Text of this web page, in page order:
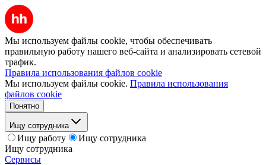
Мы используем файлы cookie, чтобы обеспечивать
правильную работу нашего веб-сайта и анализировать сетевой
трафик.
Правила использования файлов cookie
Мы используем файлы cookie. Правила использования
файлов cookie
Понятно
Ищу сотрудника
Ищу работу
Ищу сотрудника
Ищу сотрудника
Сервисы